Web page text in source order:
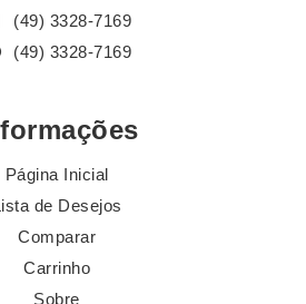
(49) 3328-7169
(49) 3328-7169
Página Inicial
de Desejos
Comparar
Carrinho
Sobre